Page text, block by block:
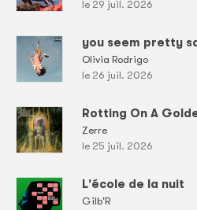
le 29 juil. 2026
you seem pretty
Olivia Rodrigo
le 26 juil. 2026
Rotting On A
Zerre
le 25 juil. 2026
L'école de la nuit
Gilb'R